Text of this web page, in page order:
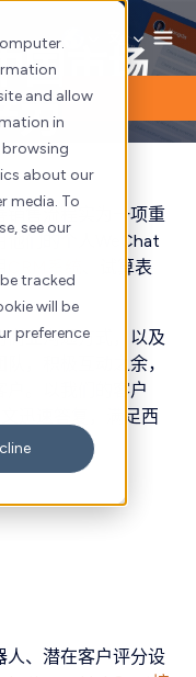
and allow
in
about our
media. To
see our
tracked
will be
preference
国市场
力
销售流程实为一项重
他们的个人WeChat
、试算表
商业沟通方式，以及
，积极互动之余，
户。以我们的客户
迅速答复，满足西
人、潜在客户评分设